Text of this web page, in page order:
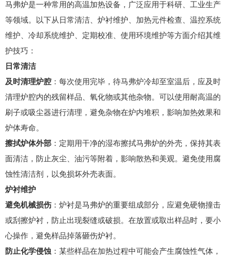
马弗炉是一种常用的高温加热设备，广泛应用于科研、工业生产
等领域。以下从日常清洁、炉衬维护、加热元件检查、温控系统
维护、冷却系统维护、定期校准、使用环境维护等方面介绍其维
护技巧：
日常清洁
及时清理炉腔 ：每次使用完毕，待马弗炉冷却至室温后，应及时
清理炉腔内的残留样品、氧化物或其他杂物。可以使用耐高温的
刷子或吸尘器进行清理，避免杂物在炉内堆积，影响加热效果和
炉体寿命。
擦拭炉体外部 ：定期用干净的湿布擦拭马弗炉的外壳，保持其表
面清洁，防止灰尘、油污等附着，影响散热和美观。避免使用腐
蚀性清洁剂，以免损坏外壳表面。
炉衬维护
避免机械损伤 ：炉衬是马弗炉的重要组成部分，应避免硬物撞击
或刮擦炉衬，防止出现裂缝或破损。在放置或取出样品时，要小
心操作，避免样品掉落砸伤炉衬。
防止化学侵蚀 ：某些样品在加热过程中可能会产生腐蚀性气体，